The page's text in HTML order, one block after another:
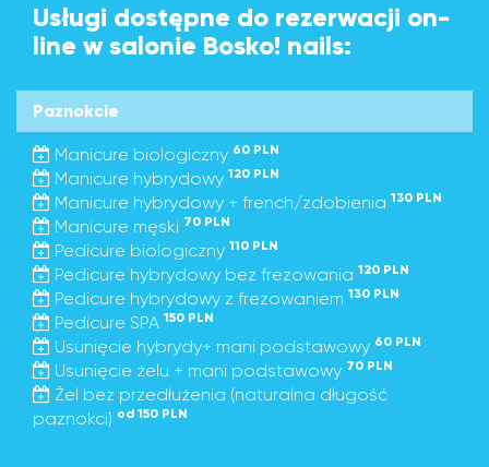
Usługi dostępne do rezerwacji on-
line w salonie Bosko! nails:
Paznokcie
Manicure biologiczny 60 PLN
Manicure hybrydowy 120 PLN
Manicure hybrydowy + french/zdobienia 130 PLN
Manicure męski 70 PLN
Pedicure biologiczny 110 PLN
Pedicure hybrydowy bez frezowania 120 PLN
Pedicure hybrydowy z frezowaniem 130 PLN
Pedicure SPA 150 PLN
Usunięcie hybrydy+ mani podstawowy 60 PLN
Usunięcie żelu + mani podstawowy 70 PLN
Żel bez przedłużenia (naturalna długość
paznokci) od 150 PLN